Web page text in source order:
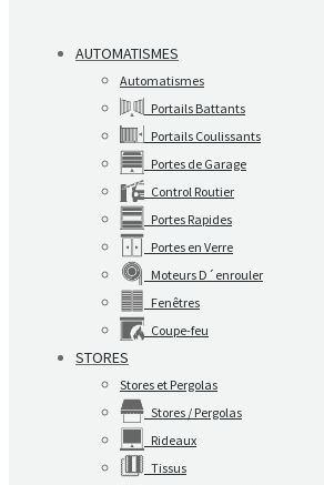
AUTOMATISMES
Automatismes
Portails Battants
Portails Coulissants
Portes de Garage
Control Routier
Portes Rapides
Portes en Verre
Moteurs D´enrouler
Fenêtres
Coupe-feu
STORES
Stores et Pergolas
Stores / Pergolas
Rideaux
Tissus